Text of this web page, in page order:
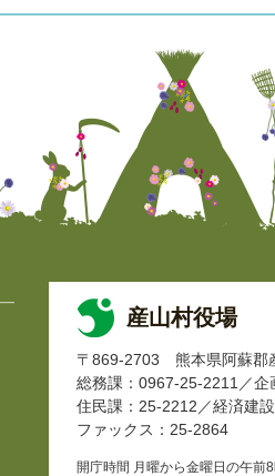
産山村役場
〒869-2703
熊本県阿蘇郡
総務課：0967-25-2211
企
住民課：25-2212
経済建
ファックス：25-2864
開庁時間 月曜から金曜日の午前